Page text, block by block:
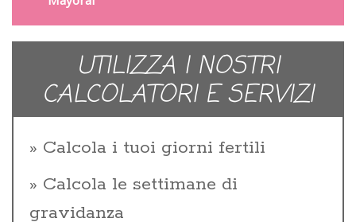
UTILIZZA I NOSTRI
CALCOLATORI E SERVIZI
Calcola i tuoi giorni fertili
Calcola le settimane di
gravidanza